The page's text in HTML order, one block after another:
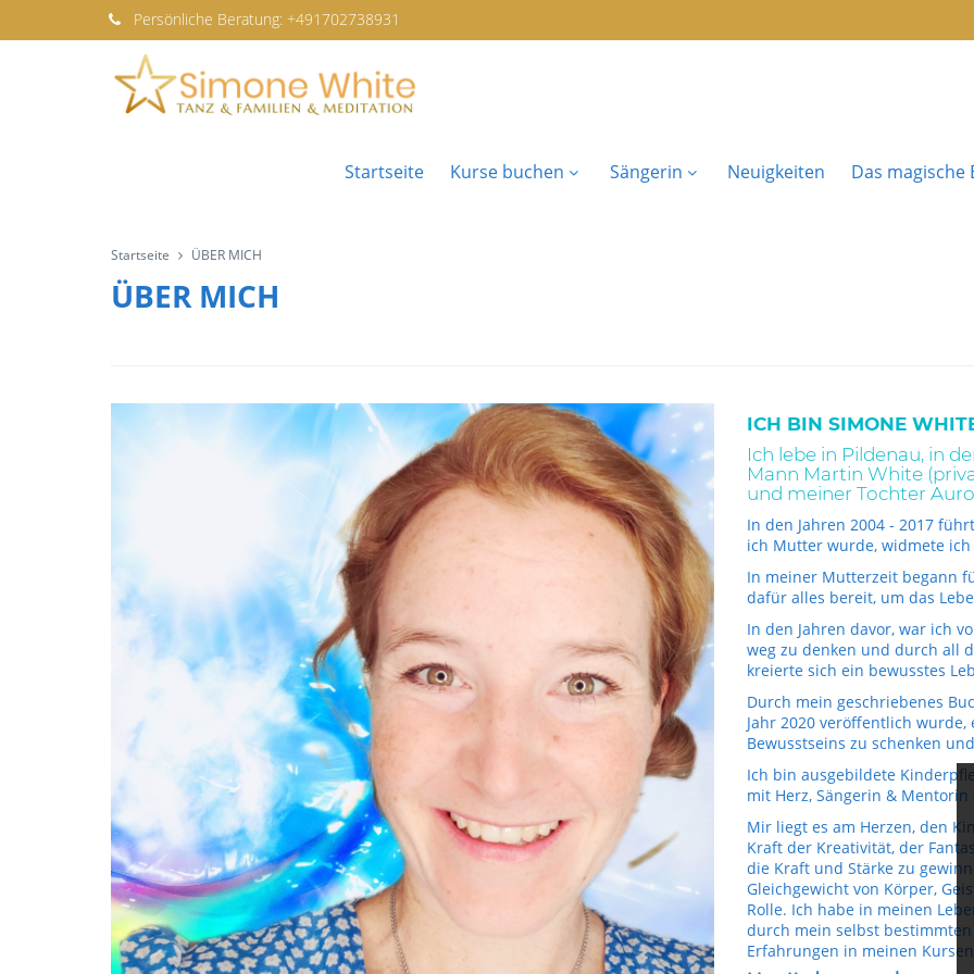
Persönliche Beratung: +491702738931
Startseite Kurse buchen Sängerin Neuigkeiten Das magische
Startseite ÜBER MICH
ÜBER MICH
ICH BIN SIMONE
Ich lebe in Pildenau, in
Mann Martin White
und meiner Tochter
In den Jahren 2004 - 2017
ich Mutter wurde, widmete
In meiner Mutterzeit begann
dafür alles bereit, um das
In den Jahren davor, war ich
weg zu denken und durch all
kreierte sich ein bewusstes
Durch mein geschriebenes
Jahr 2020 veröffentlich
Bewusstseins zu schenken
Ich bin ausgebildete
mit Herz, Sängerin &
Mir liegt es am Herzen, den
Kraft der Kreativität, der
die Kraft und Stärke zu
Gleichgewicht von Körper,
Rolle. Ich habe in meinen
durch mein selbst
Erfahrungen in meinen